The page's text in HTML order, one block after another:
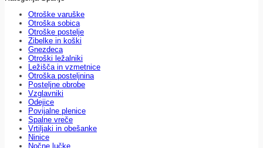
Otroške varuške
Otroška sobica
Otroške postelje
Zibelke in koški
Gnezdeca
Otroški ležalniki
Ležišča in vzmetnice
Otroška posteljnina
Posteljne obrobe
Vzglavniki
Odejice
Povijalne plenice
Spalne vreče
Vrtiljaki in obešanke
Ninice
Nočne lučke